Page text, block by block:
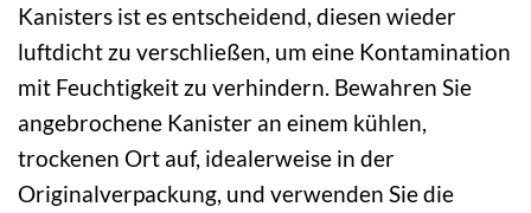
Kanisters ist es entscheidend, diesen wieder
luftdicht zu verschließen, um eine Kontamination
mit Feuchtigkeit zu verhindern. Bewahren Sie
angebrochene Kanister an einem kühlen,
trockenen Ort auf, idealerweise in der
Originalverpackung, und verwenden Sie die